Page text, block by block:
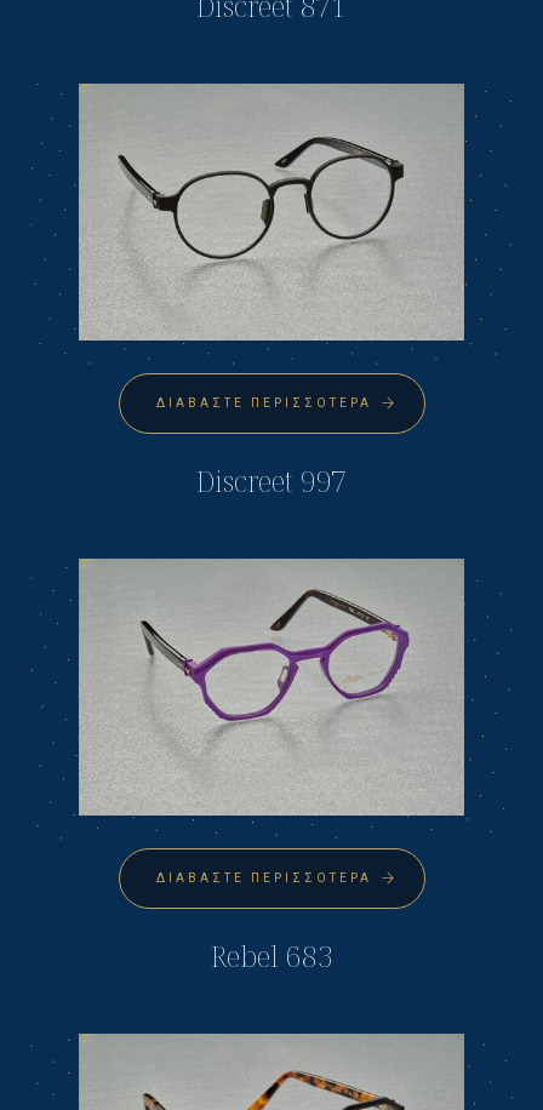
ΔΙΑΒΆΣΤΕ ΠΕΡΙΣΣΌΤΕΡΑ
Discreet 997
ΔΙΑΒΆΣΤΕ ΠΕΡΙΣΣΌΤΕΡΑ
Rebel 683